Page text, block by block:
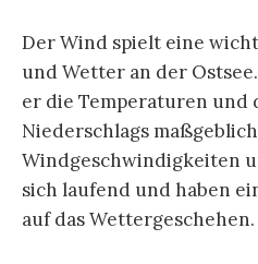
Der Wind spielt eine
und Wetter an der
er die Temperaturen und
Niederschlags
Windgeschwindigkeiten
sich laufend und haben
auf das Wettergeschehen.